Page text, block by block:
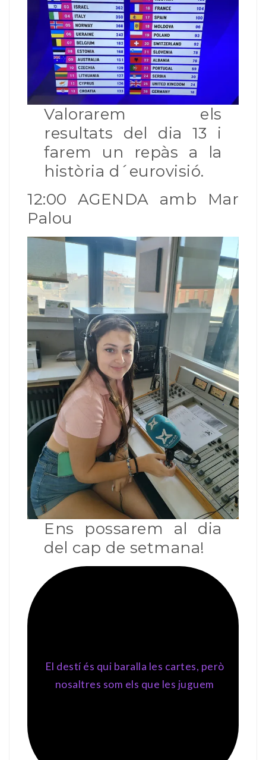
Valorarem els
resultats del dia 13 i
farem un repàs a la
història d´eurovisió.
12:00 AGENDA amb Mar
Palou
Ens possarem al dia
del cap de setmana!
El destí és qui baralla les cartes, però
nosaltres som els que les juguem